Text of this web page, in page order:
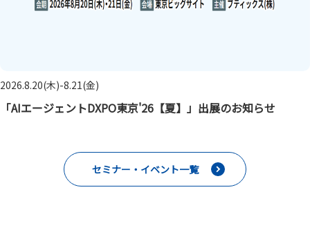
2026.8.20(木)-8.21(金)
「AIエージェントDXPO東京'26【夏】」出展のお知らせ
セミナー・イベント一覧